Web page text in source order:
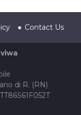
Contact Us
di R. (RN)